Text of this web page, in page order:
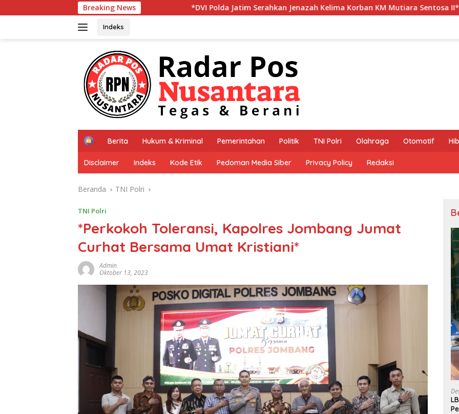
ke
Breaking News*DVI Polda Jatim Serahkan Jenazah Kelima Korban KM Mutiara Sentosa II* *Polres
Indeks
H
m
e
Berita Hukum & Kriminal Pemerintahan Politik TNI Polri Olahraga Otomotif
Disclaimer Indeks Kode Etik Pedoman Media Siber Privacy Policy Redaksi
Beranda TNI Polri
TNI Polri
*Perkokoh Toleransi, Kapolres Jombang Jumat
Curhat Bersama Umat Kristiani*
Admin
Oktober 13, 2023